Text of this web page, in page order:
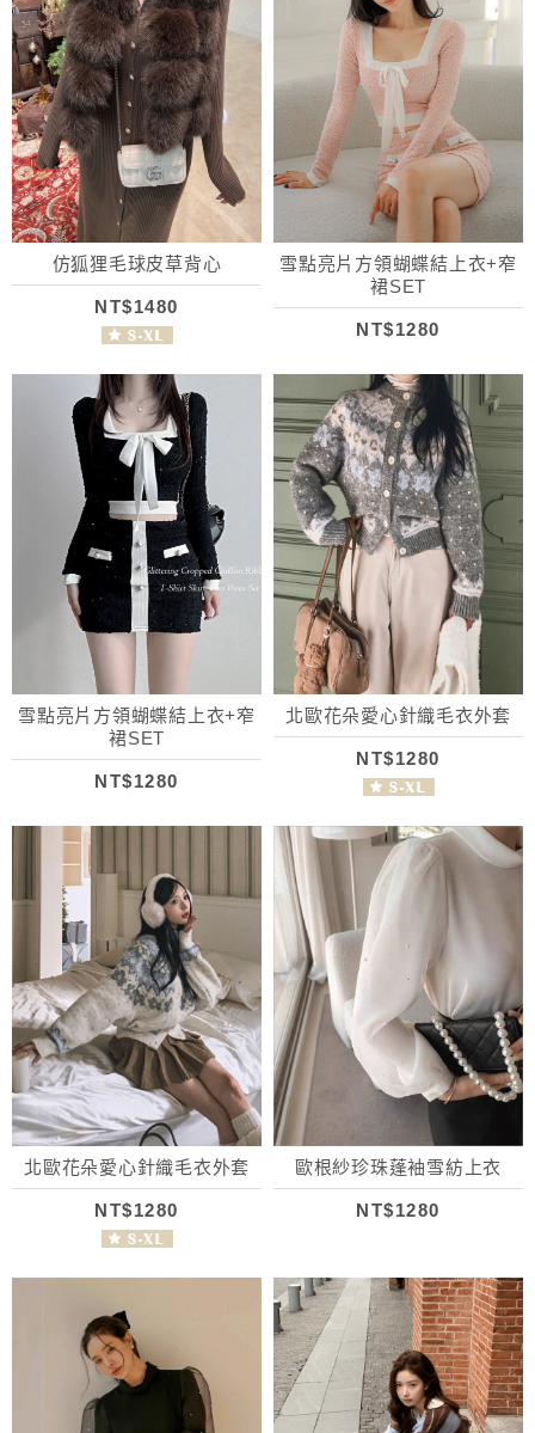
仿狐狸毛球皮草背心
NT$1480
雪點亮片方領蝴蝶結上衣+窄
裙SET
NT$1280
雪點亮片方領蝴蝶結上衣+窄
裙SET
NT$1280
北歐花朵愛心針織毛衣外套
NT$1280
北歐花朵愛心針織毛衣外套
NT$1280
歐根紗珍珠蓬袖雪紡上衣
NT$1280